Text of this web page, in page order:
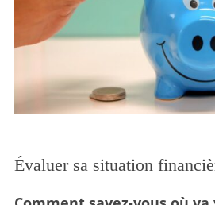
Évaluer sa situation